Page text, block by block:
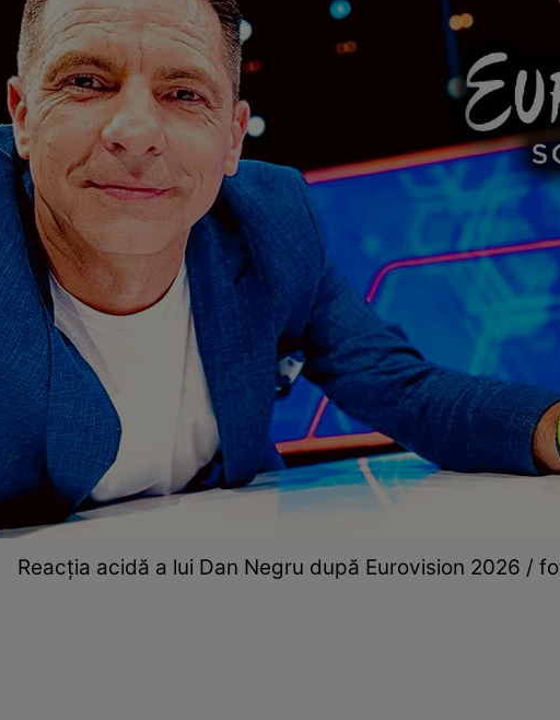
Reacția acidă a lui Dan Negru după Eurovision 2026 /